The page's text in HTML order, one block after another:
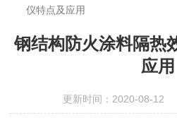
仪特点及应用
钢结构防火涂料隔热
应用
更新时间：2020-08-12